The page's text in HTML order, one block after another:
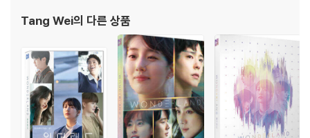
디스크에 미세한 잔 흠집이 남아있거나 인쇄 면이 깨끗하지 않은 경우가
있으며, 상품의 불량이 아닙니다. 단, 재생에 이상이 있는 경우에는 불량으
로 인한 반품/교환이 가능합니다.
※ 교환/반품 안내
Tang Wei의 다른 상품